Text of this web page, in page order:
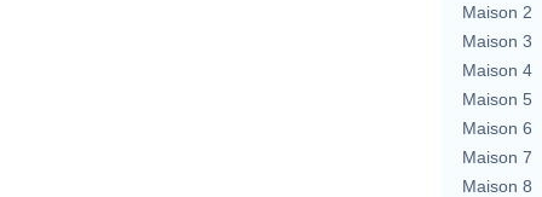
Maison 2
Maison 3
Maison 4
Maison 5
Maison 6
Maison 7
Maison 8